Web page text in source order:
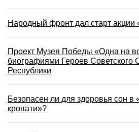
Народный фронт дал старт акции
Проект Музея Победы «Одна на
биографиями Героев Советского
Республики
Безопасен ли для здоровья сон в
кровати»?